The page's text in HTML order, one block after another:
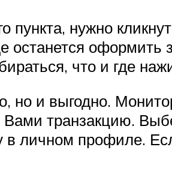
нужно
останется оформить
что и где
но и выгодно.
транзакцию.
в личном профиле.